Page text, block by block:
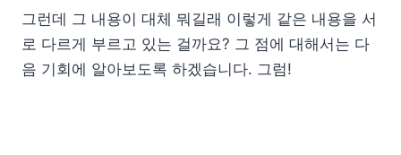
그런데 그 내용이 대체 뭐길래 이렇게 같은 내용을 서
로 다르게 부르고 있는 걸까요? 그 점에 대해서는 다
음 기회에 알아보도록 하겠습니다. 그럼!